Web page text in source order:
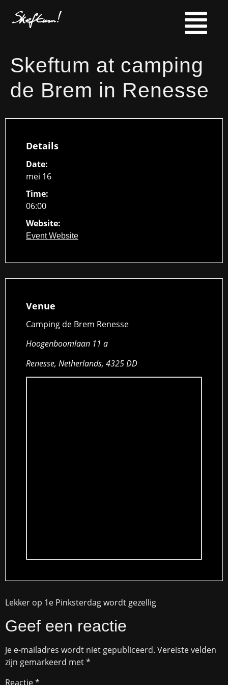
Skeftum at camping
de Brem in Renesse
Details
Date:
mei 16
Time:
06:00
Website:
Event Website
Venue
Camping de Brem Renesse
Hoogenboomlaan 11 a
Renesse, Netherlands, 4325 DD
Lekker op 1e Pinksterdag wordt gezellig
Geef een reactie
Je e-mailadres wordt niet gepubliceerd. Vereiste velden
zijn gemarkeerd met*
Reactie*